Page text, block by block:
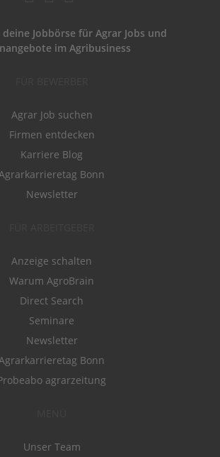
Jobbörse für Agrar Jobs und
im Agribusiness
Agrar Job suchen
Firmen entdecken
Karriere Blog
Bonn
Newsletter
Anzeige schalten
Warum AgroBrain
Direct Search
Seminare
Newsletter
Bonn
agrarzeitung
Unser Team